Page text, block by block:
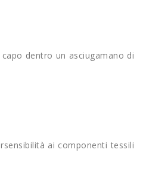
dentro un asciugamano di
ai componenti tessili